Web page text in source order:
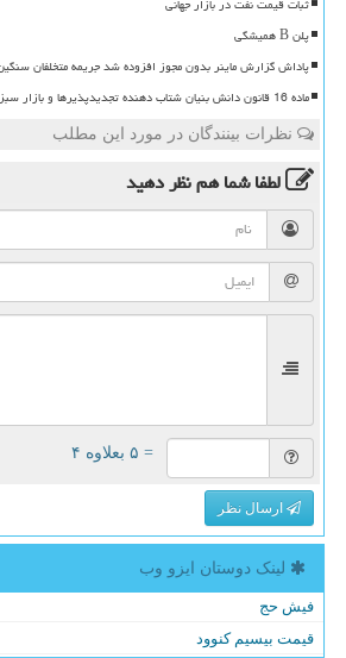
پلن B همیشگی
پاداش گزارش ماینر بدون مجوز افزوده شد جریمه متخلفان
ماده 16 قانون دانش بنیان شتاب دهنده تجدیدپذیرها و بازار سبز ایران
نظرات بینندگان در مورد این مطلب
لطفا شما همنظر دهید
= ۵ بعلاوه ۴
ارسال نظر
لینک دوستان ایزو وب
فیش حج
قیمت بیسیم کنوود